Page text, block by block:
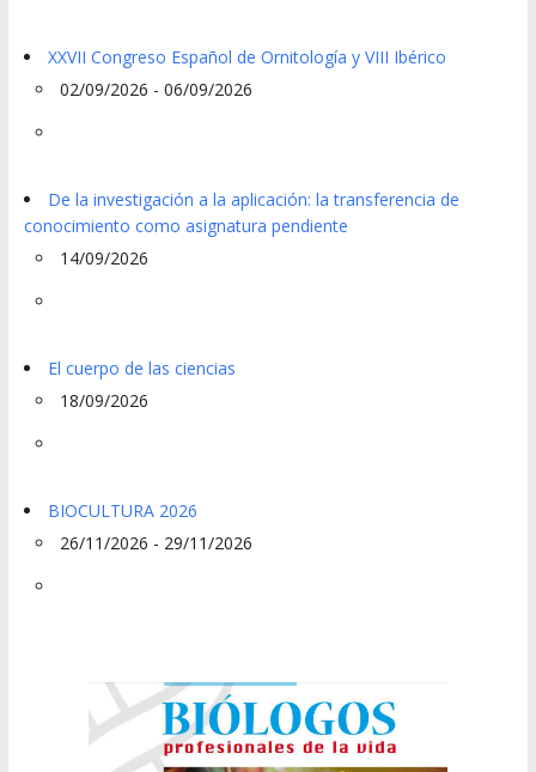
XXVII Congreso Español de Ornitología y VIII Ibérico
02/09/2026 - 06/09/2026
De la investigación a la aplicación: la transferencia de
conocimiento como asignatura pendiente
14/09/2026
El cuerpo de las ciencias
18/09/2026
BIOCULTURA 2026
26/11/2026 - 29/11/2026